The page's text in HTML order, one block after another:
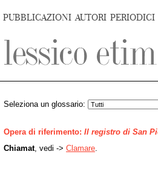
PUBBLICAZIONI AUTORI PERIODICI
Seleziona un glossario:
Opera di riferimento: Il registro di San
Chiamat, vedi -> Clamare